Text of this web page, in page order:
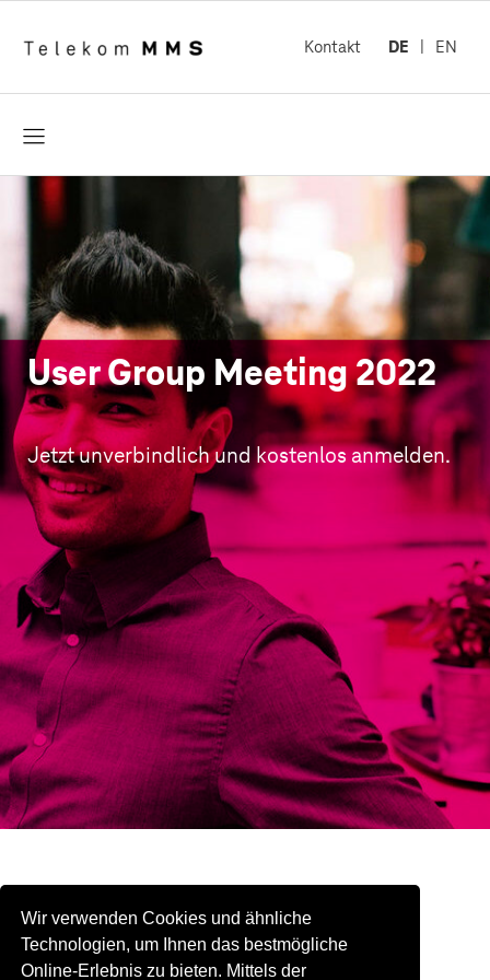
Kontakt DE EN
User Group Meeting 2022
Jetzt unverbindlich und kostenlos anmelden.
Anrede*
Herr Frau
Name*
E-Mail*
Telefon
Firma/Unternehmen*
Position*
Wir verwenden Cookies und ähnliche
Technologien, um Ihnen das bestmögliche
Online-Erlebnis zu bieten. Mittels der